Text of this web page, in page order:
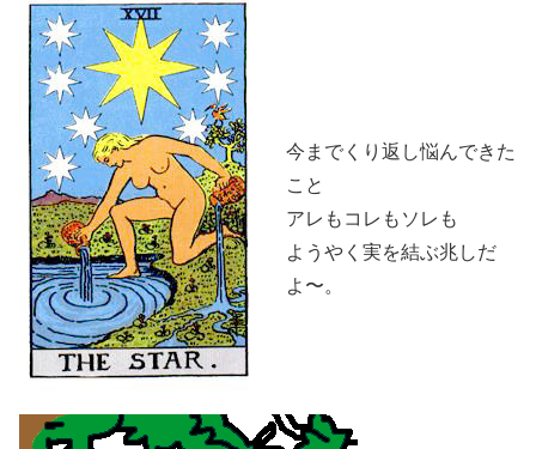
今までくり返し悩んできた
こと
アレもコレもソレも
ようやく実を結ぶ兆しだ
よ〜。